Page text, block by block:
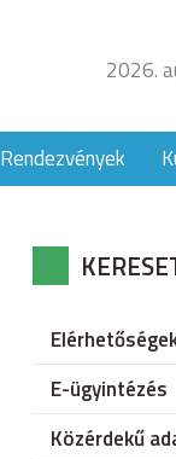
2026.
Rendezvények
E-ügyintézés
Közérdekű